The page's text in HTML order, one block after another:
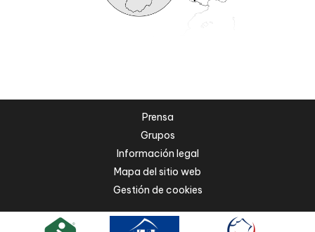
Prensa
Grupos
Información legal
Mapa del sitio web
Gestión de cookies